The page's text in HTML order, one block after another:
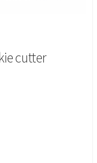
cutter